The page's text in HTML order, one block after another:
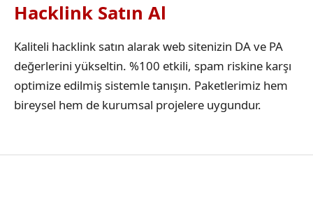
Hacklink Satın Al
Kaliteli hacklink satın alarak web sitenizin DA ve PA
değerlerini yükseltin. %100 etkili, spam riskine karşı
optimize edilmiş sistemle tanışın. Paketlerimiz hem
bireysel hem de kurumsal projelere uygundur.